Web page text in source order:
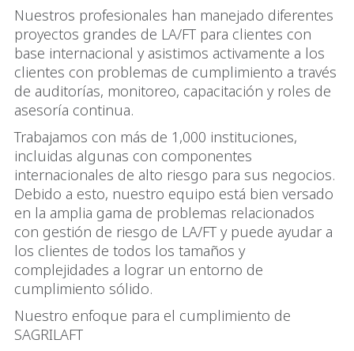
Nuestros profesionales han manejado diferentes
proyectos grandes de LA/FT para clientes con
base internacional y asistimos activamente a los
clientes con problemas de cumplimiento a través
de auditorías, monitoreo, capacitación y roles de
asesoría continua.
Trabajamos con más de 1,000 instituciones,
incluidas algunas con componentes
internacionales de alto riesgo para sus negocios.
Debido a esto, nuestro equipo está bien versado
en la amplia gama de problemas relacionados
con gestión de riesgo de LA/FT y puede ayudar a
los clientes de todos los tamaños y
complejidades a lograr un entorno de
cumplimiento sólido.
Nuestro enfoque para el cumplimiento de
SAGRILAFT